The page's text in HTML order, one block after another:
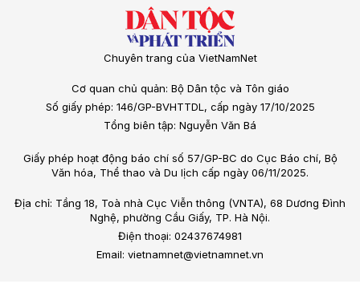
Chuyên trang của VietNamNet
Cơ quan chủ quản: Bộ Dân tộc và Tôn giáo
Số giấy phép: 146/GP-BVHTTDL, cấp ngày 17/10/2025
Tổng biên tập: Nguyễn Văn Bá
Giấy phép hoạt động báo chí số 57/GP-BC do Cục Báo chí, Bộ
Văn hóa, Thể thao và Du lịch cấp ngày 06/11/2025.
Địa chỉ: Tầng 18, Toà nhà Cục Viễn thông (VNTA), 68 Dương Đình
Nghệ, phường Cầu Giấy, TP. Hà Nội.
Điện thoại: 02437674981
Email: vietnamnet@vietnamnet.vn